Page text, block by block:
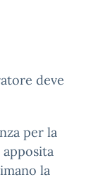
deve
per la
la